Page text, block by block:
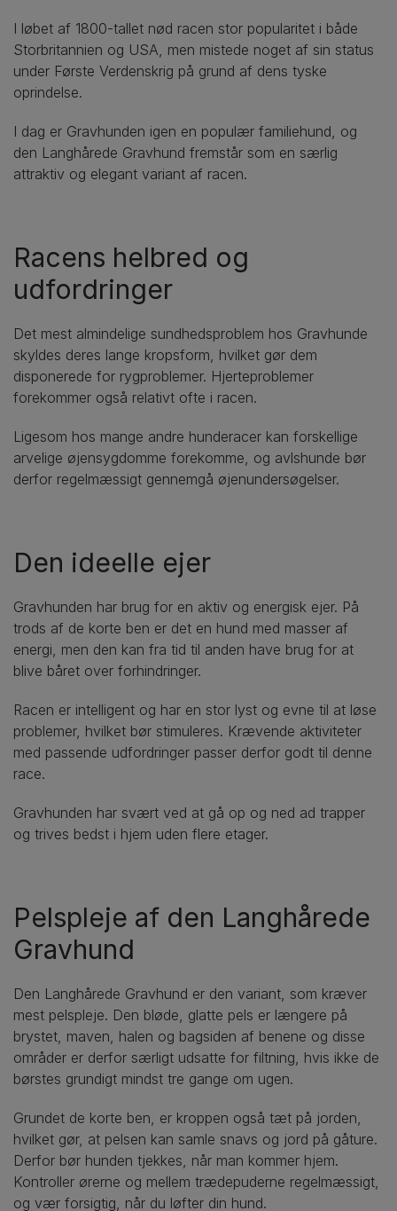
I løbet af 1800-tallet nød racen stor popularitet i både
Storbritannien og USA, men mistede noget af sin status
under Første Verdenskrig på grund af dens tyske
oprindelse.
I dag er Gravhunden igen en populær familiehund, og
den Langhårede Gravhund fremstår som en særlig
attraktiv og elegant variant af racen.
Racens helbred og
udfordringer
Det mest almindelige sundhedsproblem hos Gravhunde
skyldes deres lange kropsform, hvilket gør dem
disponerede for rygproblemer. Hjerteproblemer
forekommer også relativt ofte i racen.
Ligesom hos mange andre hunderacer kan forskellige
arvelige øjensygdomme forekomme, og avlshunde bør
derfor regelmæssigt gennemgå øjenundersøgelser.
Den ideelle ejer
Gravhunden har brug for en aktiv og energisk ejer. På
trods af de korte ben er det en hund med masser af
energi, men den kan fra tid til anden have brug for at
blive båret over forhindringer.
Racen er intelligent og har en stor lyst og evne til at løse
problemer, hvilket bør stimuleres. Krævende aktiviteter
med passende udfordringer passer derfor godt til denne
race.
Gravhunden har svært ved at gå op og ned ad trapper
og trives bedst i hjem uden flere etager.
Pelspleje af den Langhårede
Gravhund
Den Langhårede Gravhund er den variant, som kræver
mest pelspleje. Den bløde, glatte pels er længere på
brystet, maven, halen og bagsiden af benene og disse
områder er derfor særligt udsatte for filtning, hvis ikke de
børstes grundigt mindst tre gange om ugen.
Grundet de korte ben, er kroppen også tæt på jorden,
hvilket gør, at pelsen kan samle snavs og jord på gåture.
Derfor bør hunden tjekkes, når man kommer hjem.
Kontroller ørerne og mellem trædepuderne regelmæssigt,
og vær forsigtig, når du løfter din hund.